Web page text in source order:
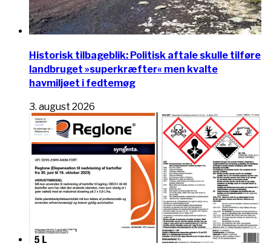
Historisk tilbageblik: Politisk aftale skulle tilføre
landbruget »superkræfter« men kvalte
havmiljøet i fedtemøg
3. august 2026